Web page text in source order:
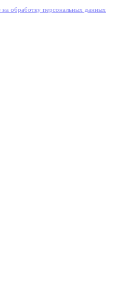
на обработку персональных данных